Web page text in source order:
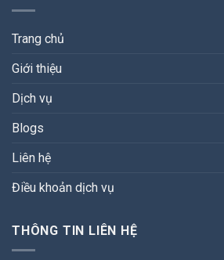
Trang chủ
Giới thiệu
Dịch vụ
Blogs
Liên hệ
Điều khoản dịch vụ
THÔNG TIN LIÊN HỆ